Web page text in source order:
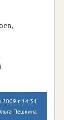
2009 г. 14:34
Пешкина